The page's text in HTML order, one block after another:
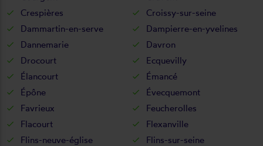
Crespières
Croissy-sur-seine
Dammartin-en-serve
Dampierre-en-yvelines
Dannemarie
Davron
Drocourt
Ecquevilly
Élancourt
Émancé
Épône
Évecquemont
Favrieux
Feucherolles
Flacourt
Flexanville
Flins-neuve-église
Flins-sur-seine